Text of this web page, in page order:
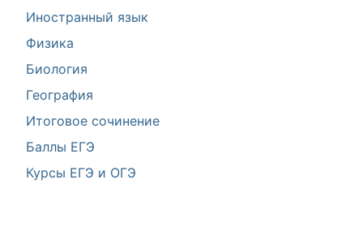
Иностранный язык
Физика
Биология
География
Итоговое сочинение
Баллы ЕГЭ
Курсы ЕГЭ и ОГЭ